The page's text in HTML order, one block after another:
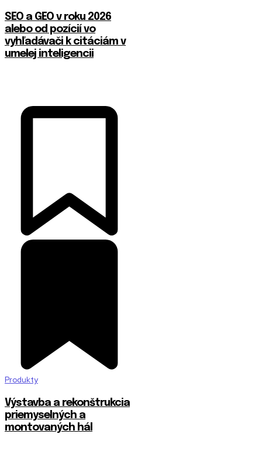
SEO a GEO v roku 2026
alebo od pozícií vo
vyhľadávači k citáciám v
umelej inteligencii
Produkty
Výstavba a rekonštrukcia
priemyselných a
montovaných hál